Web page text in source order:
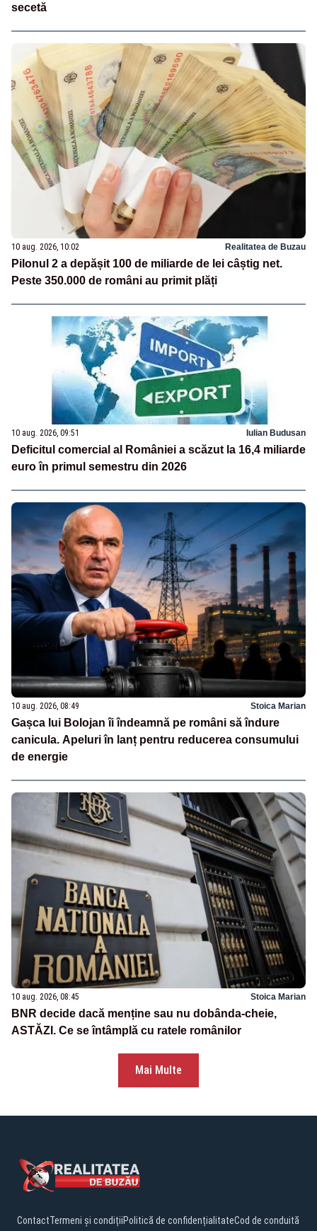
secetă
10 aug. 2026, 10:02 Realitatea de Buzau
Pilonul 2 a depășit 100 de miliarde de lei câștig net.
Peste 350.000 de români au primit plăți
10 aug. 2026, 09:51 Iulian Budusan
Deficitul comercial al României a scăzut la 16,4 miliarde
euro în primul semestru din 2026
10 aug. 2026, 08:49 Stoica Marian
Gașca lui Bolojan îi îndeamnă pe români să îndure
canicula. Apeluri în lanț pentru reducerea consumului
de energie
10 aug. 2026, 08:45 Stoica Marian
BNR decide dacă menține sau nu dobânda-cheie,
ASTĂZI. Ce se întâmplă cu ratele românilor
Mai Multe
ContactTermeni și condițiiPolitică de confidențialitateCod de conduită